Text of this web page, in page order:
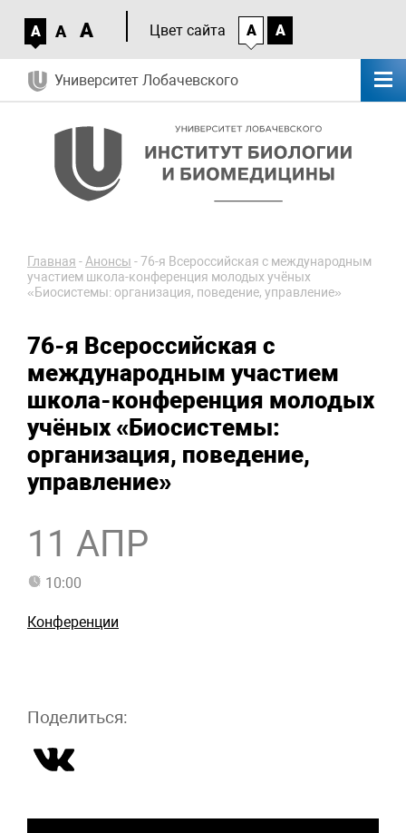
A A A Цвет сайта A A
Университет Лобачевского
Главная -Анонсы -76-я Всероссийская с международным
участием школа-конференция молодых учёных
«Биосистемы: организация, поведение, управление»
76-я Всероссийская с
международным участием
школа-конференция молодых
учёных «Биосистемы:
организация, поведение,
управление»
11 АПР
10:00
Конференции
Поделиться: